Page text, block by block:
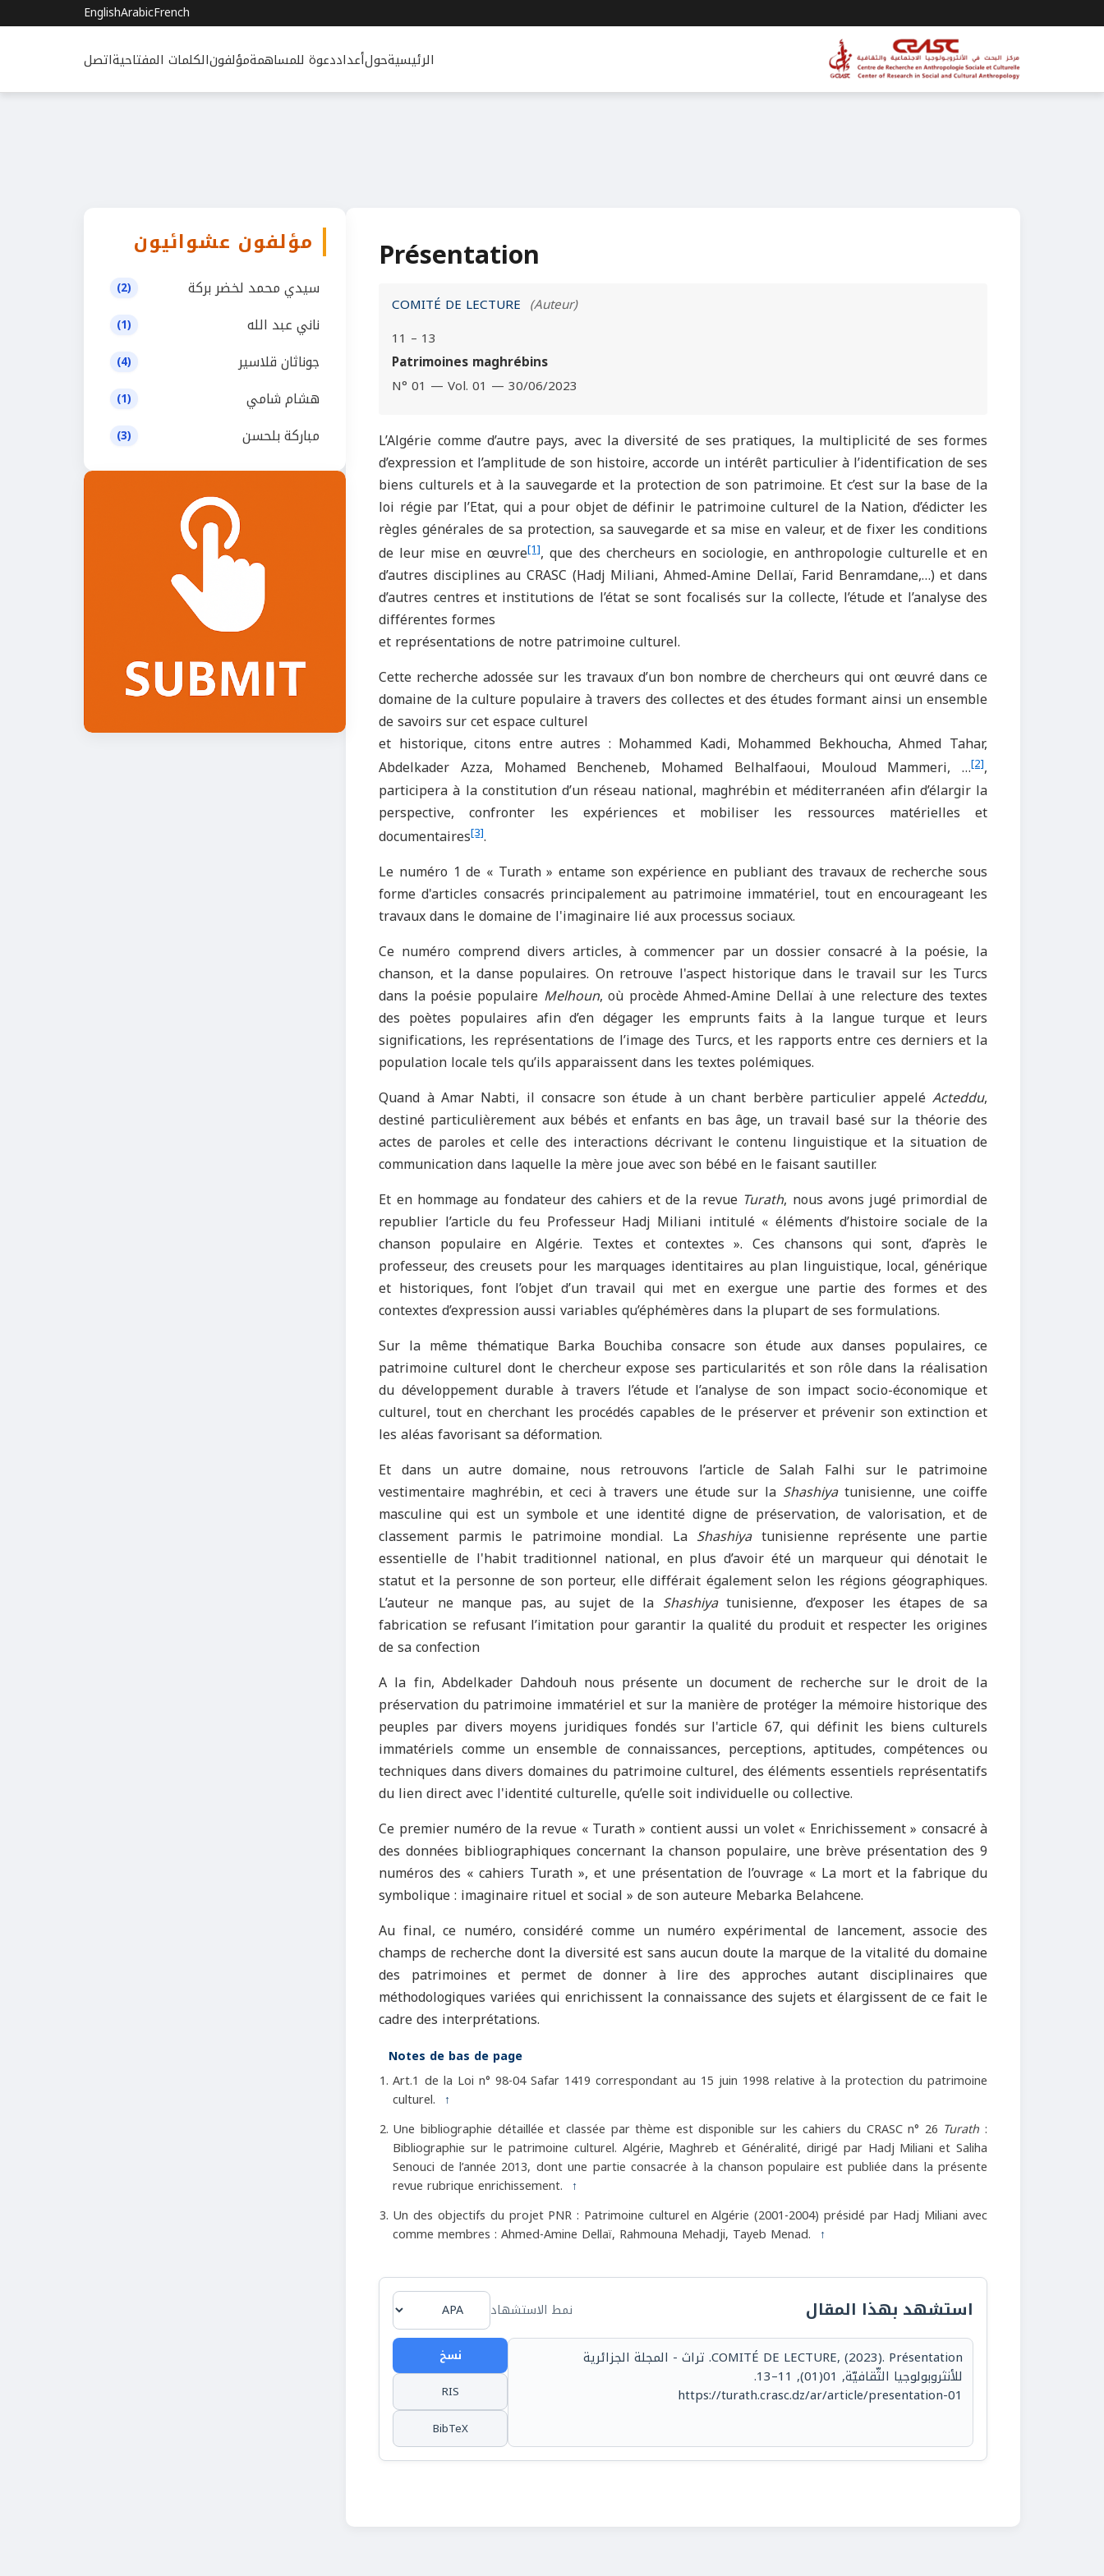
French
Arabic
English
الرئيسيةحولأعداددعوة للمساهمةمؤلفونالكلمات المفتاحيةاتصل
Présentation
COMITÉ DE LECTURE (Auteur)
11 – 13
Patrimoines maghrébins
N° 01 — Vol. 01 — 30/06/2023
L’Algérie comme d’autre pays, avec la diversité de ses pratiques, la multiplicité de ses formes
d’expression et l’amplitude de son histoire, accorde un intérêt particulier à l’identification de ses
biens culturels et à la sauvegarde et la protection de son patrimoine. Et c’est sur la base de la
loi régie par l’Etat, qui a pour objet de définir le patrimoine culturel de la Nation, d’édicter les
règles générales de sa protection, sa sauvegarde et sa mise en valeur, et de fixer les conditions
de leur mise en œuvre[1], que des chercheurs en sociologie, en anthropologie culturelle et en
d’autres disciplines au CRASC (Hadj Miliani, Ahmed-Amine Dellaï, Farid Benramdane,…) et dans
d’autres centres et institutions de l’état se sont focalisés sur la collecte, l’étude et l’analyse des
différentes formes
et représentations de notre patrimoine culturel.
Cette recherche adossée sur les travaux d’un bon nombre de chercheurs qui ont œuvré dans ce
domaine de la culture populaire à travers des collectes et des études formant ainsi un ensemble
de savoirs sur cet espace culturel
et historique, citons entre autres : Mohammed Kadi, Mohammed Bekhoucha, Ahmed Tahar,
Abdelkader Azza, Mohamed Bencheneb, Mohamed Belhalfaoui, Mouloud Mammeri, …[2],
participera à la constitution d’un réseau national, maghrébin et méditerranéen afin d’élargir la
perspective, confronter les expériences et mobiliser les ressources matérielles et
documentaires[3].
Le numéro 1 de « Turath » entame son expérience en publiant des travaux de recherche sous
forme d'articles consacrés principalement au patrimoine immatériel, tout en encourageant les
travaux dans le domaine de l'imaginaire lié aux processus sociaux.
Ce numéro comprend divers articles, à commencer par un dossier consacré à la poésie, la
chanson, et la danse populaires. On retrouve l'aspect historique dans le travail sur les Turcs
dans la poésie populaire Melhoun, où procède Ahmed-Amine Dellaï à une relecture des textes
des poètes populaires afin d’en dégager les emprunts faits à la langue turque et leurs
significations, les représentations de l’image des Turcs, et les rapports entre ces derniers et la
population locale tels qu’ils apparaissent dans les textes polémiques.
Quand à Amar Nabti, il consacre son étude à un chant berbère particulier appelé Acteddu,
destiné particulièrement aux bébés et enfants en bas âge, un travail basé sur la théorie des
actes de paroles et celle des interactions décrivant le contenu linguistique et la situation de
communication dans laquelle la mère joue avec son bébé en le faisant sautiller.
Et en hommage au fondateur des cahiers et de la revue Turath, nous avons jugé primordial de
republier l’article du feu Professeur Hadj Miliani intitulé « éléments d’histoire sociale de la
chanson populaire en Algérie. Textes et contextes ». Ces chansons qui sont, d’après le
professeur, des creusets pour les marquages identitaires au plan linguistique, local, générique
et historiques, font l’objet d’un travail qui met en exergue une partie des formes et des
contextes d’expression aussi variables qu’éphémères dans la plupart de ses formulations.
Sur la même thématique Barka Bouchiba consacre son étude aux danses populaires, ce
patrimoine culturel dont le chercheur expose ses particularités et son rôle dans la réalisation
du développement durable à travers l’étude et l’analyse de son impact socio-économique et
culturel, tout en cherchant les procédés capables de le préserver et prévenir son extinction et
les aléas favorisant sa déformation.
Et dans un autre domaine, nous retrouvons l’article de Salah Falhi sur le patrimoine
vestimentaire maghrébin, et ceci à travers une étude sur la Shashiyatunisienne, une coiffe
masculine qui est un symbole et une identité digne de préservation, de valorisation, et de
classement parmis le patrimoine mondial. La Shashiya tunisienne représente une partie
essentielle de l'habit traditionnel national, en plus d’avoir été un marqueur qui dénotait le
statut et la personne de son porteur, elle différait également selon les régions géographiques.
L’auteur ne manque pas, au sujet de la Shashiyatunisienne, d’exposer les étapes de sa
fabrication se refusant l’imitation pour garantir la qualité du produit et respecter les origines
de sa confection
A la fin, Abdelkader Dahdouh nous présente un document de recherche sur le droit de la
préservation du patrimoine immatériel et sur la manière de protéger la mémoire historique des
peuples par divers moyens juridiques fondés sur l'article 67, qui définit les biens culturels
immatériels comme un ensemble de connaissances, perceptions, aptitudes, compétences ou
techniques dans divers domaines du patrimoine culturel, des éléments essentiels représentatifs
du lien direct avec l'identité culturelle, qu’elle soit individuelle ou collective.
Ce premier numéro de la revue « Turath » contient aussi un volet « Enrichissement » consacré à
des données bibliographiques concernant la chanson populaire, une brève présentation des 9
numéros des « cahiers Turath », et une présentation de l’ouvrage « La mort et la fabrique du
symbolique : imaginaire rituel et social » de son auteure Mebarka Belahcene.
Au final, ce numéro, considéré comme un numéro expérimental de lancement, associe des
champs de recherche dont la diversité est sans aucun doute la marque de la vitalité du domaine
des patrimoines et permet de donner à lire des approches autant disciplinaires que
méthodologiques variées qui enrichissent la connaissance des sujets et élargissent de ce fait le
cadre des interprétations.
Notes de bas de page
Art.1 de la Loi n° 98-04 Safar 1419 correspondant au 15 juin 1998 relative à la protection du patrimoine
culturel. ↑
Une bibliographie détaillée et classée par thème est disponible sur les cahiers du CRASC n° 26 Turath :
Bibliographie sur le patrimoine culturel. Algérie, Maghreb et Généralité, dirigé par Hadj Miliani et Saliha
Senouci de l’année 2013, dont une partie consacrée à la chanson populaire est publiée dans la présente
revue rubrique enrichissement. ↑
Un des objectifs du projet PNR : Patrimoine culturel en Algérie (2001-2004) présidé par Hadj Miliani avec
comme membres : Ahmed-Amine Dellaï, Rahmouna Mehadji, Tayeb Menad. ↑
استشهد بهذا المقال نمط الاستشهاد
COMITÉ DE LECTURE, (2023). Présentation. تراث - المجلة الجزائرية
للأنثروبولوجيا الثّقافيّة, 01(01), 11–13.
https://turath.crasc.dz/ar/article/presentation-01
نسخ
RIS
BibTeX
مؤلفون عشوائيون
سيدي محمد لخضر بركة (2)
ناني عبد الله (1)
جوناثان قلاسير (4)
هشام شامي (1)
مباركة بلحسن (3)